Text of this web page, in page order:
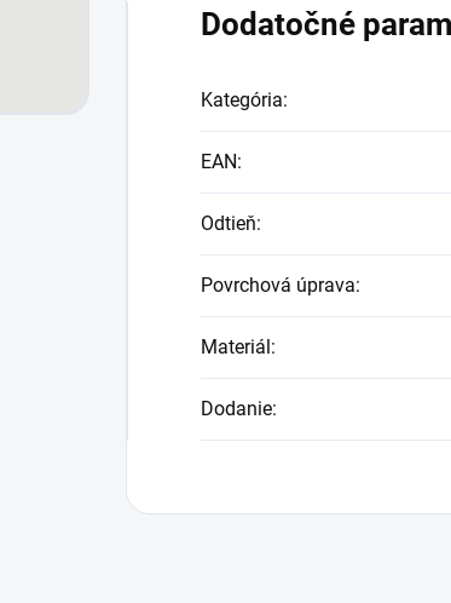
Dodatočné
Kategória:
EAN:
Odtieň:
Povrchová úprava:
Materiál:
Dodanie: